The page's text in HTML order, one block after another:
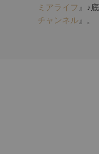
ミアライフ 』♪
チャンネル 』。